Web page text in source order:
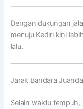
Dengan dukungan
menuju Kediri kini
lalu.
Jarak Bandara
Selain waktu